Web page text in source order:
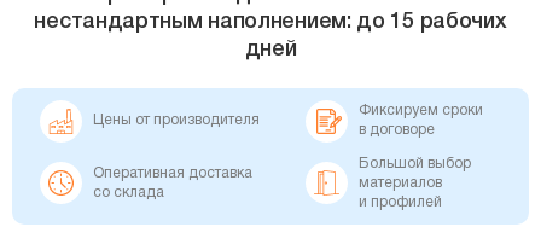
нестандартным наполнением: до 15 рабочих
дней
Цены от производителя
Фиксируем сроки
в договоре
Оперативная доставка
со склада
Большой выбор
материалов
и профилей